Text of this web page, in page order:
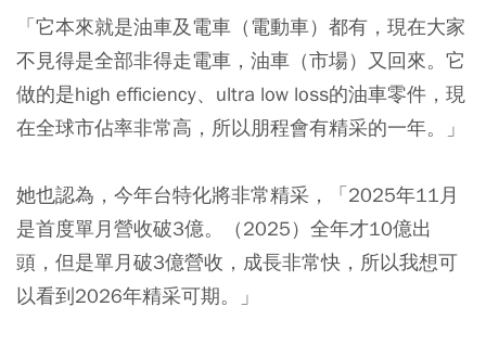
「它本來就是油車及電車（電動車）都有，現在大家
不見得是全部非得走電車，油車（市場）又回來。它
做的是high efficiency、ultra low loss的油車零件，現
在全球市佔率非常高，所以朋程會有精采的一年。」
她也認為，今年台特化將非常精采，「2025年11月
是首度單月營收破3億。（2025）全年才10億出
頭，但是單月破3億營收，成長非常快，所以我想可
以看到2026年精采可期。」